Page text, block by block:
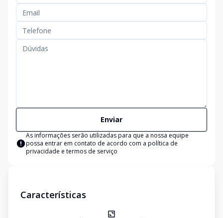
Enviar
As informações serão utilizadas para que a nossa equipe
possa entrar em contato de acordo com a política de
privacidade e termos de serviço
Características